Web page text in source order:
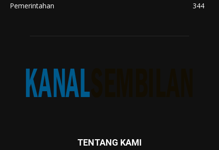
Pemerintahan
344
TENTANG KAMI